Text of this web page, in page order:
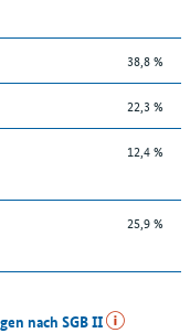
38,8 %
22,3 %
12,4 %
25,9 %
nach SGB II